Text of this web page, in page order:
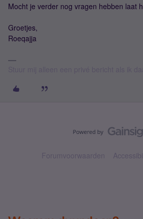
Mocht je verder nog vragen hebben laat
Groetjes,
Roeqajja
Forumvoorwaarden